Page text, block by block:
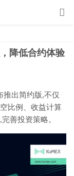
降低合约体验
推出简约版,不仅
比例、收益计算
善投资策略。